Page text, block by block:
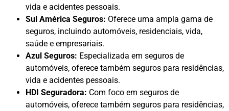
vida e acidentes pessoais.
Sul América Seguros: Oferece uma ampla gama de
seguros, incluindo automóveis, residenciais, vida,
saúde e empresariais.
Azul Seguros: Especializada em seguros de
automóveis, oferece também seguros para residências,
vida e acidentes pessoais.
HDI Seguradora: Com foco em seguros de
automóveis, oferece também seguros para residências,